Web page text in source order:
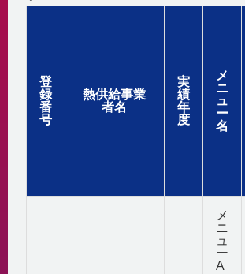
第3プラント
省エネ法 定期報告書・中長期計画書
1分でわかるみなとみらい21熱供給
登
録
番
号
熱供給事業
者名
実
績
年
度
メ
ニ
ュ
ー
名
メ
ニ
ュ
ー
A